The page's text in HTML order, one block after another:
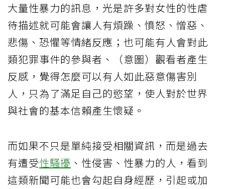
大量性暴力的訊息，光是許多對女性的性虐
待描述就可能會讓人有煩躁、憤怒、憎惡、
悲傷、恐懼等情緒反應；也可能有人會對此
類犯罪事件的參與者、（意圖）觀看者產生
反感，覺得怎麼可以有人如此惡意傷害別
人，只為了滿足自己的慾望，使人對於世界
與社會的基本信賴產生懷疑。
而如果不只是單純接受相關資訊，而是過去
有遭受性騷擾 、性侵害、性暴力的人，看到
這類新聞可能也會勾起自身經歷，引起或加